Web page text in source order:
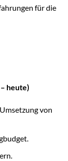
für die
heute)
von